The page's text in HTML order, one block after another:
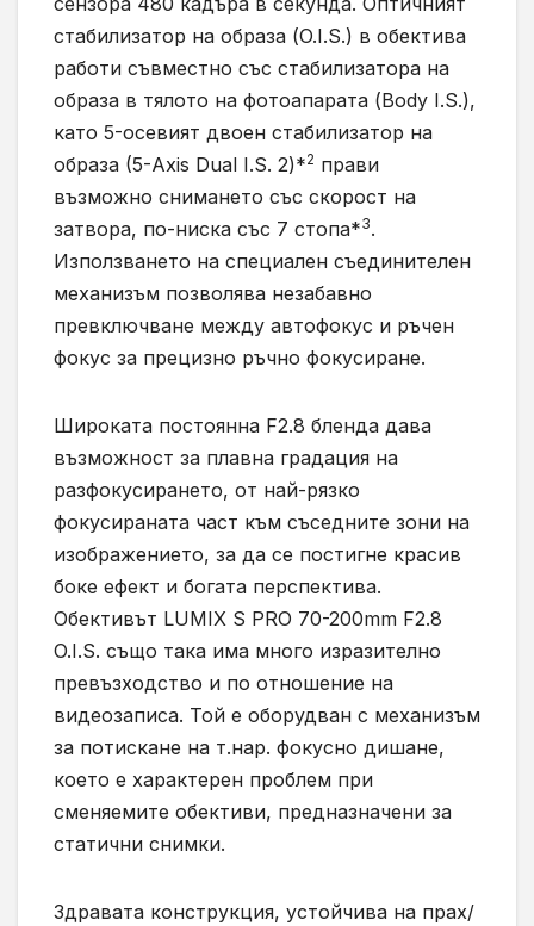
стабилизатор на образа (O.I.S.) в обектива
работи съвместно със стабилизатора на
образа в тялото на фотоапарата (Body I.S.),
като 5-осевият двоен стабилизатор на
образа (5-Axis Dual I.S. 2)*2 прави
възможно снимането със скорост на
затвора, по-ниска със 7 стопа*3.
Използването на специален съединителен
механизъм позволява незабавно
превключване между автофокус и ръчен
фокус за прецизно ръчно фокусиране.
Широката постоянна F2.8 бленда дава
възможност за плавна градация на
разфокусирането, от най-рязко
фокусираната част към съседните зони на
изображението, за да се постигне красив
боке ефект и богата перспектива.
Обективът LUMIX S PRO 70-200mm F2.8
O.I.S. също така има много изразително
превъзходство и по отношение на
видеозаписа. Той е оборудван с механизъм
за потискане на т.нар. фокусно дишане,
което е характерен проблем при
сменяемите обективи, предназначени за
статични снимки.
Здравата конструкция, устойчива на прах/